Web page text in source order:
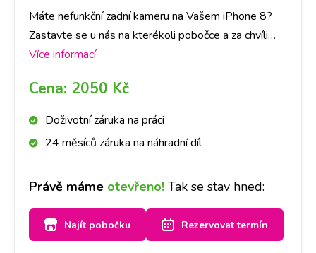
Máte nefunkční zadní kameru na Vašem iPhone 8?
Zastavte se u nás na kterékoli pobočce a za chvíli
bude kamera jako nová. Doporučujeme udělat si
hodiny.
Více informací
Cena: 2050 Kč
Doživotní záruka na práci
24 měsíců záruka na náhradní díl
Právě máme otevřeno! Tak se stav hned:
Najít pobočku Rezervovat termín